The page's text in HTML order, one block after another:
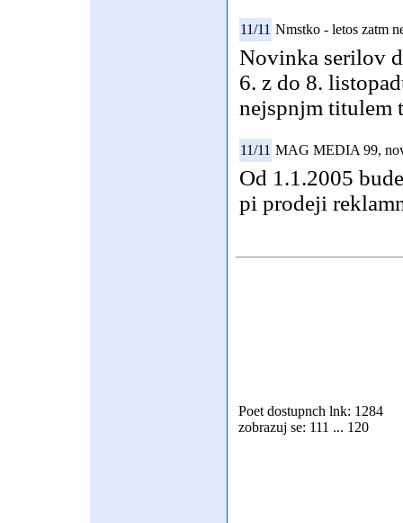
11/11 Nmstko - letos zatm
Novinka serilov
6. z do 8.
nejspnjm titulem
11/11 MAG MEDIA 99,
Od 1.1.2005
pi prodeji
Poet dostupnch lnk: 1284
zobrazuj se: 111 ... 120